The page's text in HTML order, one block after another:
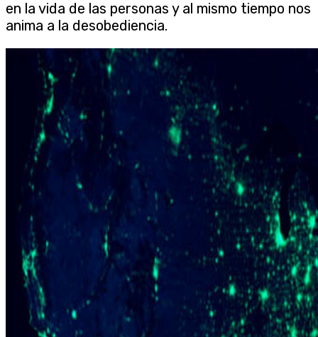
en la vida de las personas y al mismo tiempo nos
anima a la desobediencia.